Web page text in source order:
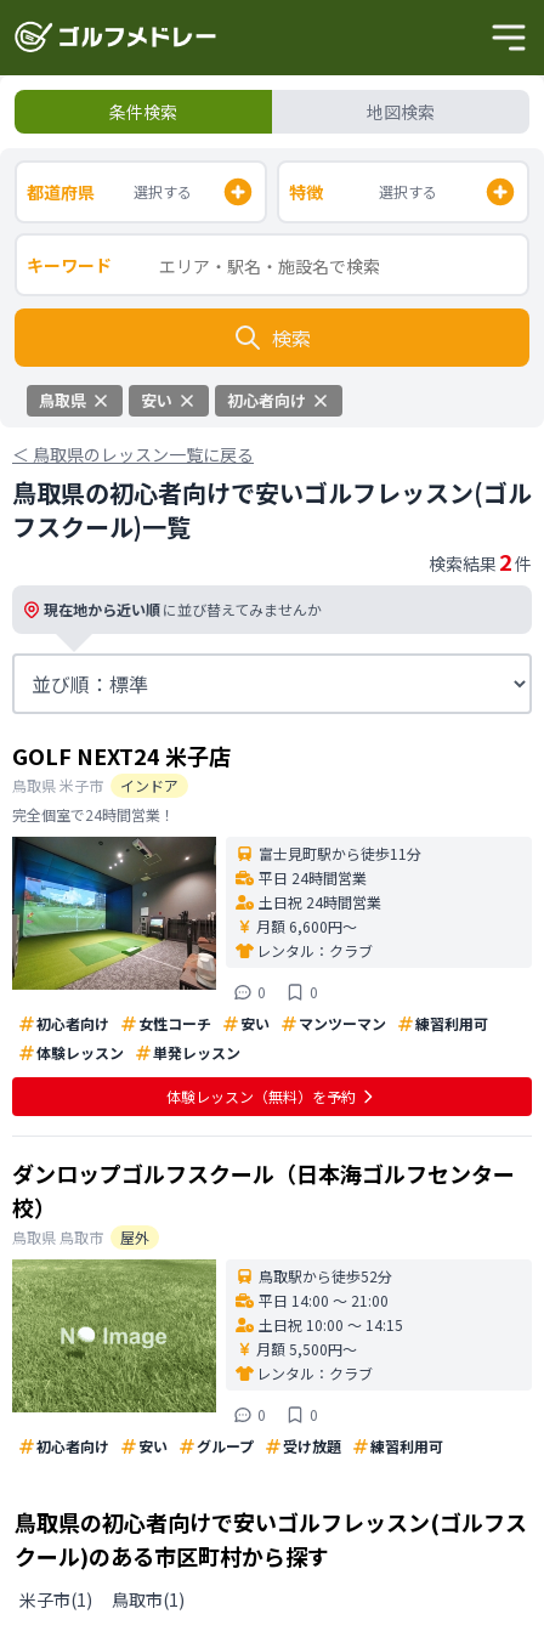
条件検索 地図検索
都道府県 選択する 特徴 選択する
キーワード
検索
鳥取県 安い 初心者向け
＜ 鳥取県のレッスン一覧に戻る
鳥取県の初心者向けで安いゴルフレッスン(ゴル
フスクール)一覧
検索結果 2件
現在地から近い順に並び替えてみませんか
GOLF NEXT24 米子店
鳥取県米子市
インドア
完全個室で24時間営業！
富士見町駅から徒歩11分
平日 24時間営業
土日祝 24時間営業
月額 6,600円〜
レンタル： クラブ
0
0
初心者向け
女性コーチ 安い マンツーマン
練習利用可
体験レッスン
単発レッスン
体験レッスン （無料） を予約
ダンロップゴルフスクール（日本海ゴルフセンター
校）
鳥取県 鳥取市
屋外
鳥取駅から徒歩52分
平日 14:00 〜 21:00
土日祝 10:00 〜 14:15
月額 5,500円〜
レンタル： クラブ
0
0
初心者向け
安い グループ 受け放題 練習利用可
鳥取県の初心者向けで安いゴルフレッスン(ゴルフス
クール)のある市区町村から探す
米子市(1) 鳥取市(1)